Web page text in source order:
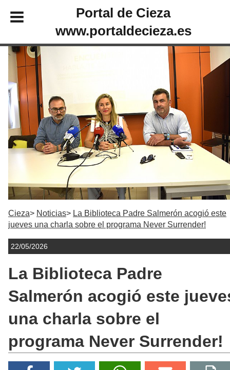
Portal de Cieza
www.portaldecieza.es
Cieza Noticias
La Biblioteca Padre Salmerón acogió este
jueves una charla sobre el programa Never Surrender!
22/05/2026
La Biblioteca Padre
Salmerón acogió este
una charla sobre el
programa Never Surrender!